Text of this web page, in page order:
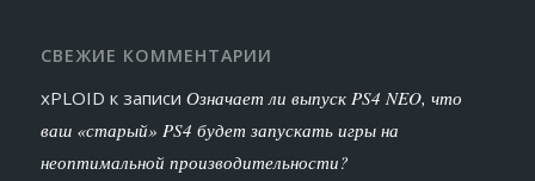
СВЕЖИЕ КОММЕНТАРИИ
xPLOID к записи Означает ли выпуск PS4 NEO, что
ваш «старый» PS4 будет запускать игры на
неоптимальной производительности?